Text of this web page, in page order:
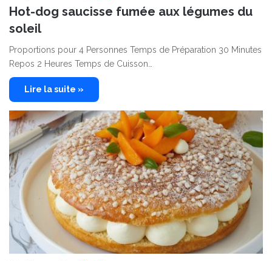
Hot-​dog saucisse fumée aux légumes du
soleil
Proportions pour 4 Personnes Temps de Préparation 30 Minutes
Repos 2 Heures Temps de Cuisson…
Lire la suite »